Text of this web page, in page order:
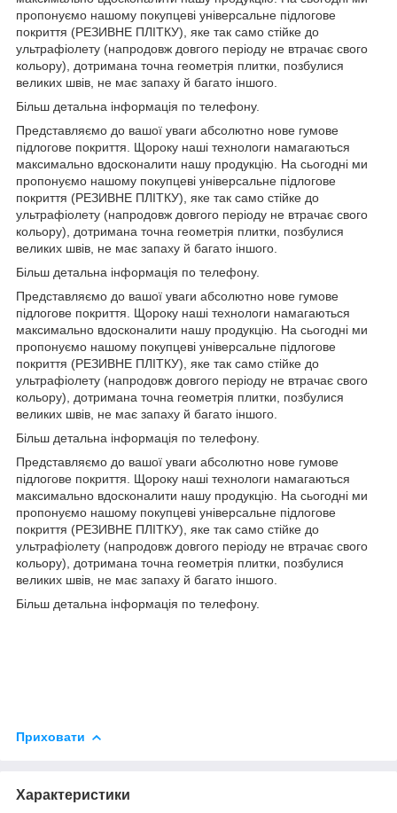
пропонуємо нашому покупцеві універсальне підлогове
покриття (РЕЗИВНЕ ПЛІТКУ), яке так само стійке до
ультрафіолету (напродовж довгого періоду не втрачає свого
кольору), дотримана точна геометрія плитки, позбулися
великих швів, не має запаху й багато іншого.
Більш детальна інформація по телефону.
Представляємо до вашої уваги абсолютно нове гумове
підлогове покриття. Щороку наші технологи намагаються
максимально вдосконалити нашу продукцію. На сьогодні ми
пропонуємо нашому покупцеві універсальне підлогове
покриття (РЕЗИВНЕ ПЛІТКУ), яке так само стійке до
ультрафіолету (напродовж довгого періоду не втрачає свого
кольору), дотримана точна геометрія плитки, позбулися
великих швів, не має запаху й багато іншого.
Більш детальна інформація по телефону.
Представляємо до вашої уваги абсолютно нове гумове
підлогове покриття. Щороку наші технологи намагаються
максимально вдосконалити нашу продукцію. На сьогодні ми
пропонуємо нашому покупцеві універсальне підлогове
покриття (РЕЗИВНЕ ПЛІТКУ), яке так само стійке до
ультрафіолету (напродовж довгого періоду не втрачає свого
кольору), дотримана точна геометрія плитки, позбулися
великих швів, не має запаху й багато іншого.
Більш детальна інформація по телефону.
Представляємо до вашої уваги абсолютно нове гумове
підлогове покриття. Щороку наші технологи намагаються
максимально вдосконалити нашу продукцію. На сьогодні ми
пропонуємо нашому покупцеві універсальне підлогове
покриття (РЕЗИВНЕ ПЛІТКУ), яке так само стійке до
ультрафіолету (напродовж довгого періоду не втрачає свого
кольору), дотримана точна геометрія плитки, позбулися
великих швів, не має запаху й багато іншого.
Більш детальна інформація по телефону.
Приховати
Характеристики